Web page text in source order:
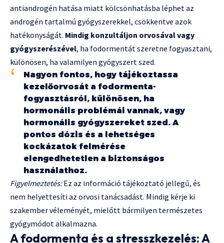
antiandrogén hatása miatt kölcsönhatásba léphet az
androgén tartalmú gyógyszerekkel, csökkentve azok
hatékonyságát. Mindig konzultáljon orvosával vagy
gyógyszerészével, ha fodormentát szeretne fogyasztani,
különösen, ha valamilyen gyógyszert szed.
Nagyon fontos, hogy tájékoztassa
kezelőorvosát a fodormenta-
fogyasztásról, különösen, ha
hormonális problémái vannak, vagy
hormonális gyógyszereket szed. A
pontos dózis és a lehetséges
kockázatok felmérése
elengedhetetlen a biztonságos
használathoz.
Figyelmeztetés:Ez az információ tájékoztató jellegű, és
nem helyettesíti az orvosi tanácsadást. Mindig kérje ki
szakember véleményét, mielőtt bármilyen természetes
gyógymódot alkalmazna.
A fodormenta és a stresszkezelés: A